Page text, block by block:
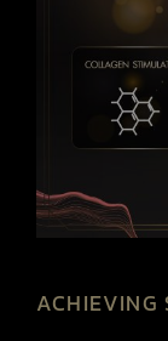
ACHIEVING